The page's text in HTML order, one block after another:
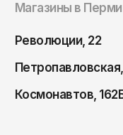
Магазины в Перми
Революции, 22
Космонавтов,